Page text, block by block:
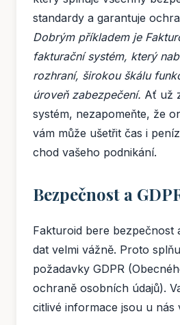
standardy a garantuje
Dobrým příkladem je
fakturační systém, který
rozhraní, širokou škálu
úroveň zabezpečení. Ať už
systém, nezapomeňte, že
vám může ušetřit čas i
chod vašeho podnikání.
Bezpečnost a
Fakturoid bere bezpečnost
dat velmi vážně. Proto
požadavky GDPR
ochraně osobních údajů).
citlivé informace jsou u nás